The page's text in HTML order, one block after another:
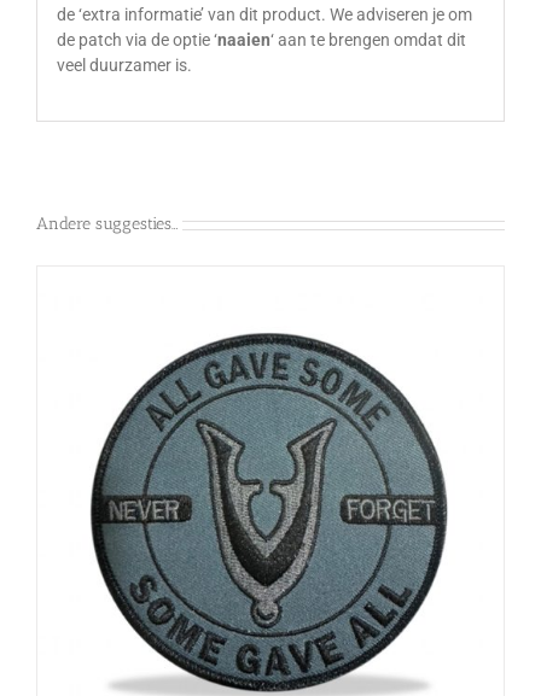
de ‘extra informatie’ van dit product. We adviseren je om
de patch via de optie ‘naaien‘ aan te brengen omdat dit
veel duurzamer is.
Andere suggesties…